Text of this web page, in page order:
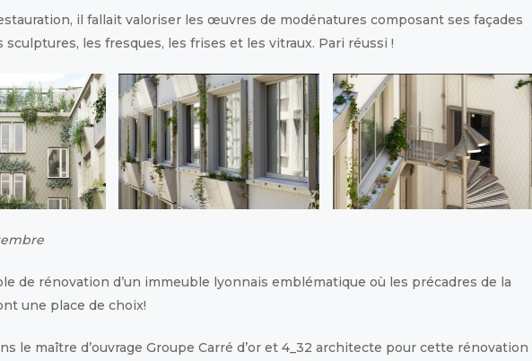
il fallait valoriser les œuvres de modénatures composant ses façades
les fresques, les frises et les vitraux. Pari réussi !
de rénovation d’un immeuble lyonnais emblématique où les précadres de la
une place de choix!
le maître d’ouvrage Groupe Carré d’or et 4_32 architecte pour cette rénovation